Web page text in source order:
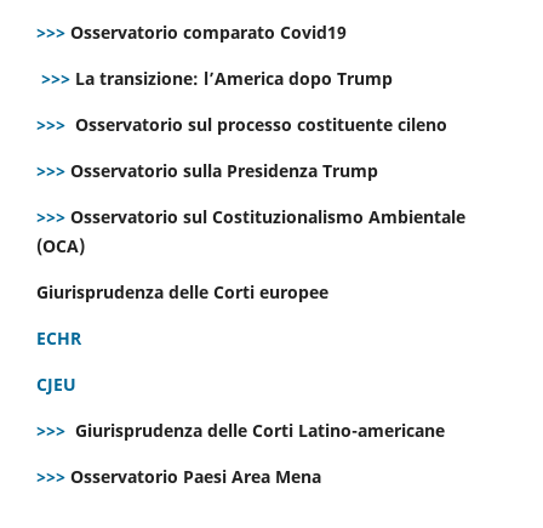
>>> Osservatorio comparato Covid19
>>> La transizione: l’America dopo Trump
>>> Osservatorio sul processo costituente cileno
>>> Osservatorio sulla Presidenza Trump
>>> Osservatorio sul Costituzionalismo Ambientale
(OCA)
Giurisprudenza delle Corti europee
ECHR
CJEU
>>> Giurisprudenza delle Corti Latino-americane
>>> Osservatorio Paesi Area Mena